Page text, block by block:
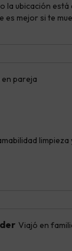
la ubicación está
mejor si te
pareja
limpieza
Viajó en